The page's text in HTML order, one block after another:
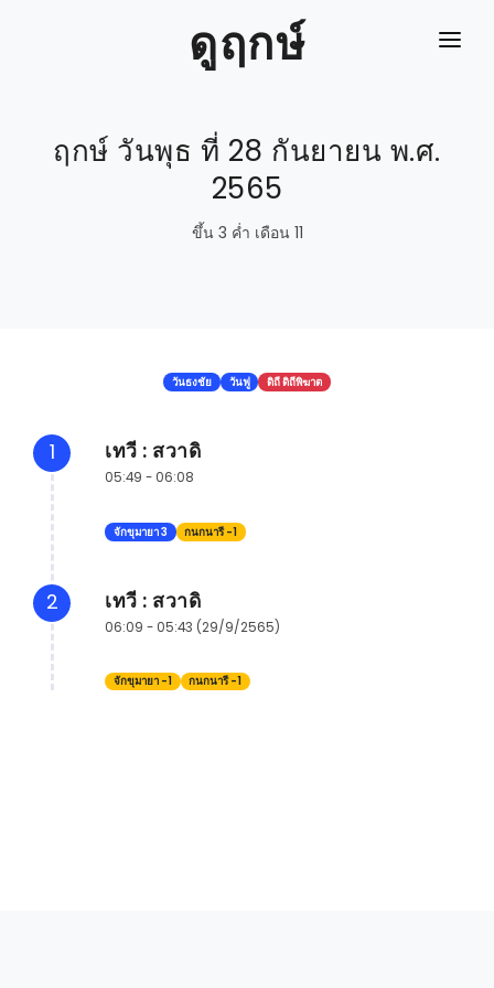
ดูฤกษ์
ปฎิทิน
ฤกษ์ วันพุธ ที่ 28 กันยายน พ.ศ.
2565
ขึ้น 3 ค่ำ เดือน 11
วันธงชัย วันฟู ดิถี ดิถีพิฆาต
1 เทวี : สวาดิ
05:49 - 06:08
จักขุมายา 3 กนกนารี -1
2 เทวี : สวาดิ
06:09 - 05:43 (29/9/2565)
จักขุมายา -1 กนกนารี -1